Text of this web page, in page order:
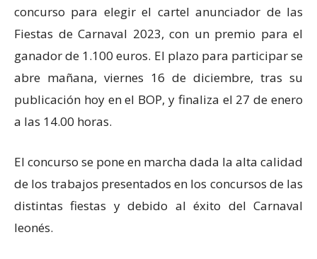
concurso para elegir el cartel anunciador de las
Fiestas de Carnaval 2023, con un premio para el
ganador de 1.100 euros. El plazo para participar se
abre mañana, viernes 16 de diciembre, tras su
publicación hoy en el BOP, y finaliza el 27 de enero
a las 14.00 horas.
El concurso se pone en marcha dada la alta calidad
de los trabajos presentados en los concursos de las
distintas fiestas y debido al éxito del Carnaval
leonés.